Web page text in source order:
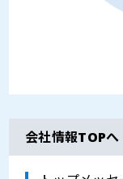
会社情報TOPへ